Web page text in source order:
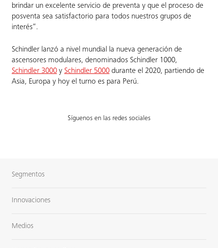
brindar un excelente servicio de preventa y que el proceso de
posventa sea satisfactorio para todos nuestros grupos de
interés”.
Schindler lanzó a nivel mundial la nueva generación de
ascensores modulares, denominados Schindler 1000,
Schindler 3000 y Schindler 5000 durante el 2020, partiendo de
Asia, Europa y hoy el turno es para Perú.
Síguenos en las redes sociales
Segmentos
Innovaciones
Medios